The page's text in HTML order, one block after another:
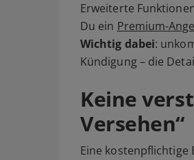
Erweiterte
Du ein Premium-
Wichtig dabei:
Kündigung – die
Keine
Versehen“
Eine